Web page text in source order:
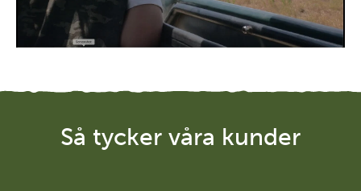
Så tycker våra kunder